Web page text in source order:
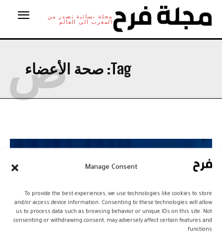
Manage Consent
To provide the best experiences, we use technologies like cookies to store
and/or access device information. Consenting to these technologies will allow
us to process data such as browsing behavior or unique IDs on this site. Not
consenting or withdrawing consent, may adversely affect certain features and
functions.
مجلة نسائية تصدر من
المغرب الى العالم
Tag: صحة الأعضاء
ص